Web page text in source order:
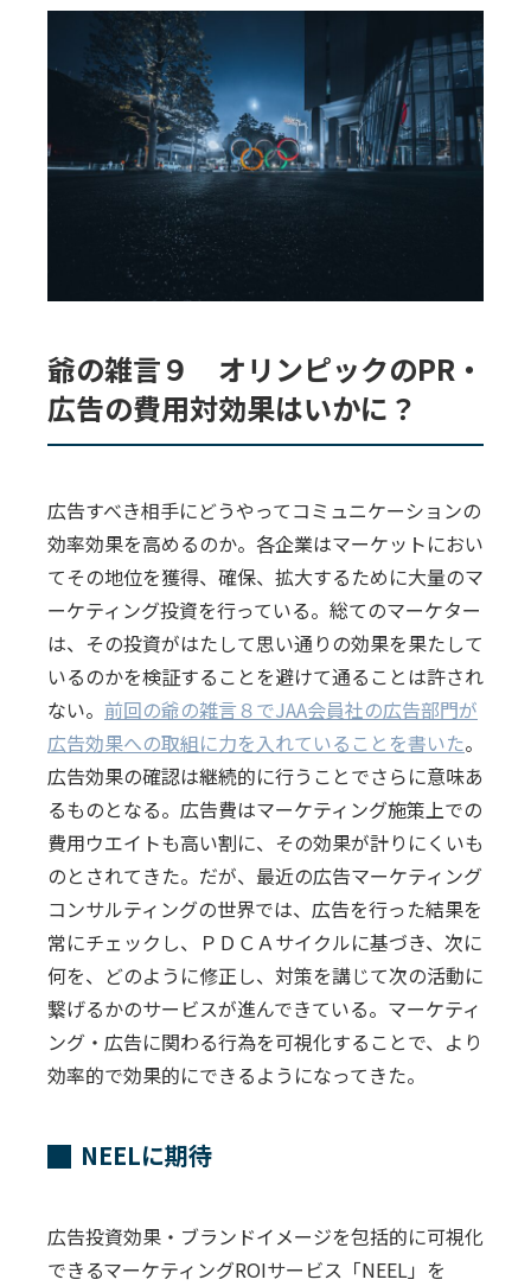
爺の雑言９ オリンピックのPR・
広告の費用対効果はいかに？
広告すべき相手にどうやってコミュニケーションの
効率効果を高めるのか。各企業はマーケットにおい
てその地位を獲得、確保、拡大するために大量のマ
ーケティング投資を行っている。総てのマーケター
は、その投資がはたして思い通りの効果を果たして
いるのかを検証することを避けて通ることは許され
ない。 前回の爺の雑言８でJAA会員社の広告部門が
広告効果への取組に力を入れていることを書いた。
広告効果の確認は継続的に行うことでさらに意味あ
るものとなる。広告費はマーケティング施策上での
費用ウエイトも高い割に、その効果が計りにくいも
のとされてきた。だが、最近の広告マーケティング
コンサルティングの世界では、広告を行った結果を
常にチェックし、ＰＤＣＡサイクルに基づき、次に
何を、どのように修正し、対策を講じて次の活動に
繋げるかのサービスが進んできている。マーケティ
ング・広告に関わる行為を可視化することで、より
効率的で効果的にできるようになってきた。
NEELに期待
広告投資効果・ブランドイメージを包括的に可視化
できるマーケティングROIサービス「NEEL」を